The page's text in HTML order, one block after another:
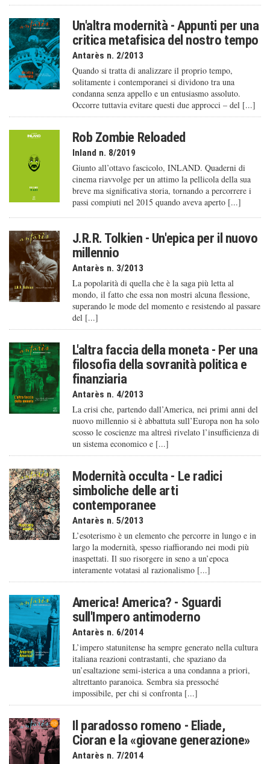
Un'altra modernità - Appunti per una
critica metafisica del nostro tempo
Antarès n. 2/2013
Quando si tratta di analizzare il proprio tempo,
solitamente i contemporanei si dividono tra una
condanna senza appello e un entusiasmo assoluto.
Occorre tuttavia evitare questi due approcci – del [...]
Rob Zombie Reloaded
Inland n. 8/2019
Giunto all’ottavo fascicolo, INLAND. Quaderni di
cinema riavvolge per un attimo la pellicola della sua
breve ma significativa storia, tornando a percorrere i
passi compiuti nel 2015 quando aveva aperto [...]
J.R.R. Tolkien - Un'epica per il nuovo
millennio
Antarès n. 3/2013
La popolarità di quella che è la saga più letta al
mondo, il fatto che essa non mostri alcuna flessione,
superando le mode del momento e resistendo al passare
del [...]
L'altra faccia della moneta - Per una
filosofia della sovranità politica e
finanziaria
Antarès n. 4/2013
La crisi che, partendo dall’America, nei primi anni del
nuovo millennio si è abbattuta sull’Europa non ha solo
scosso le coscienze ma altresì rivelato l’insufficienza di
un sistema economico e [...]
Modernità occulta - Le radici
simboliche delle arti
contemporanee
Antarès n. 5/2013
L’esoterismo è un elemento che percorre in lungo e in
largo la modernità, spesso riaffiorando nei modi più
inaspettati. Il suo risorgere in seno a un’epoca
interamente votatasi al razionalismo [...]
America! America? - Sguardi
sull'Impero antimoderno
Antarès n. 6/2014
L’impero statunitense ha sempre generato nella cultura
italiana reazioni contrastanti, che spaziano da
un’esaltazione semi-isterica a una condanna a priori,
altrettanto paranoica. Sembra sia pressoché
impossibile, per chi si confronta [...]
Il paradosso romeno - Eliade,
Cioran e la «giovane generazione»
Antarès n. 7/2014